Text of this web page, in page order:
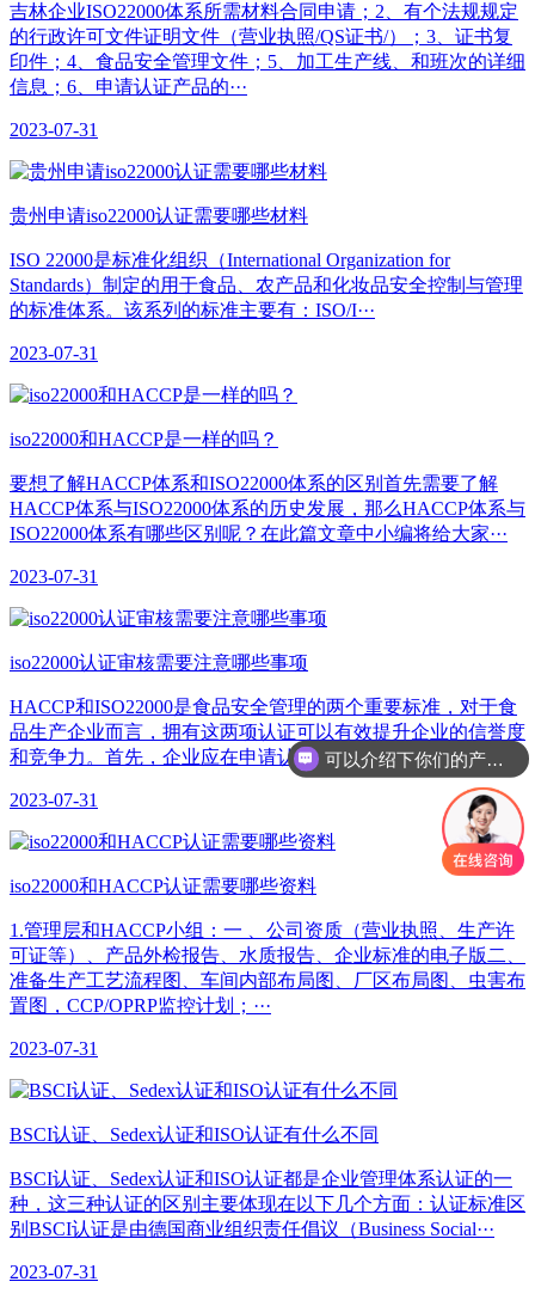
吉林企业ISO22000体系所需材料合同申请；2、有个法规规定
的行政许可文件证明文件（营业执照/QS证书/）；3、证书复
印件；4、食品安全管理文件；5、加工生产线、和班次的详细
信息；6、申请认证产品的···
2023-07-31
贵州申请iso22000认证需要哪些材料
ISO 22000是标准化组织（International Organization for
Standards）制定的用于食品、农产品和化妆品安全控制与管理
的标准体系。该系列的标准主要有：ISO/I···
2023-07-31
iso22000和HACCP是一样的吗？
要想了解HACCP体系和ISO22000体系的区别首先需要了解
HACCP体系与ISO22000体系的历史发展，那么HACCP体系与
ISO22000体系有哪些区别呢？在此篇文章中小编将给大家···
2023-07-31
iso22000认证审核需要注意哪些事项
HACCP和ISO22000是食品安全管理的两个重要标准，对于食
品生产企业而言，拥有这两项认证可以有效提升企业的信誉度
和竞争力。首先，企业应在申请认证之前进行自我评···
2023-07-31
iso22000和HACCP认证需要哪些资料
1.管理层和HACCP小组：一 、公司资质（营业执照、生产许
可证等）、产品外检报告、水质报告、企业标准的电子版二、
准备生产工艺流程图、车间内部布局图、厂区布局图、虫害布
置图，CCP/OPRP监控计划；···
2023-07-31
BSCI认证、Sedex认证和ISO认证有什么不同
BSCI认证、Sedex认证和ISO认证都是企业管理体系认证的一
种，这三种认证的区别主要体现在以下几个方面：认证标准区
别BSCI认证是由德国商业组织责任倡议（Business Social···
2023-07-31
可以介绍下你们的产品么